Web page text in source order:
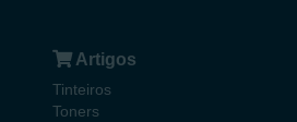
Artigos
Tinteiros
Toners